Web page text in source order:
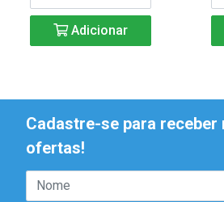
Adicionar
Cadastre-se para receber
ofertas!